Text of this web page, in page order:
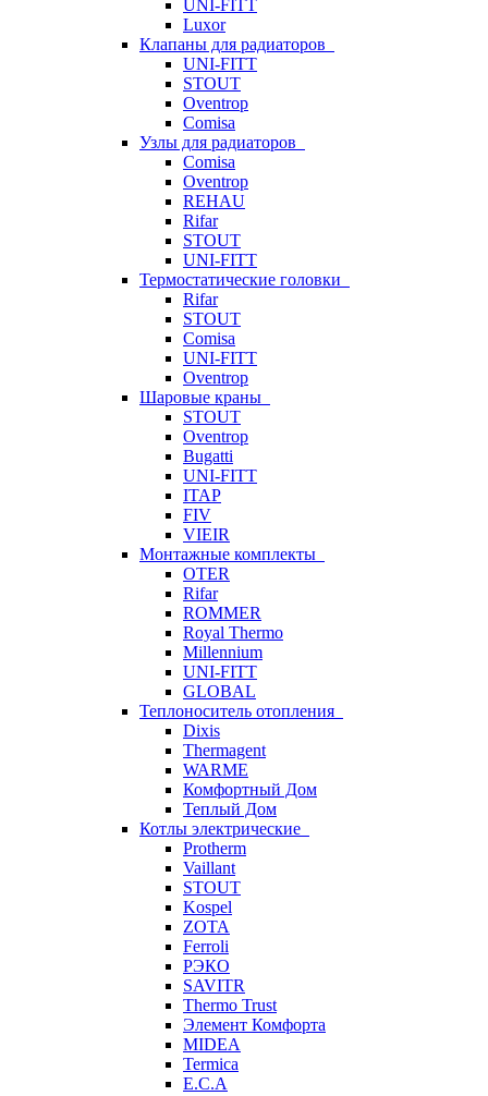
UNI-FITT
Luxor
Клапаны для радиаторов
UNI-FITT
STOUT
Oventrop
Comisa
Узлы для радиаторов
Comisa
Oventrop
REHAU
Rifar
STOUT
UNI-FITT
Термостатические головки
Rifar
STOUT
Comisa
UNI-FITT
Oventrop
Шаровые краны
STOUT
Oventrop
Bugatti
UNI-FITT
ITAP
FIV
VIEIR
Монтажные комплекты
OTER
Rifar
ROMMER
Royal Thermo
Millennium
UNI-FITT
GLOBAL
Теплоноситель отопления
Dixis
Thermagent
WARME
Комфортный Дом
Теплый Дом
Котлы электрические
Protherm
Vaillant
STOUT
Kospel
ZOTA
Ferroli
РЭКО
SAVITR
Thermo Trust
Элемент Комфорта
MIDEA
Termica
E.C.A